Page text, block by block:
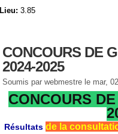
Lieu: 3.85
CONCOURS DE
2024-2025
Soumis par webmestre le mar,
CONCOURS
Résultats de la